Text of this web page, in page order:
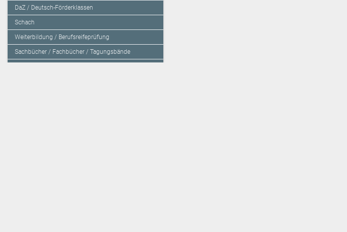
DaZ / Deutsch-Förderklassen
Schach
Weiterbildung / Berufsreifeprüfung
Sachbücher / Fachbücher / Tagungsbände